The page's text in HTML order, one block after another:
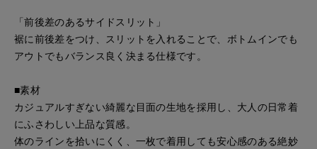
「前後差のあるサイドスリット」
裾に前後差をつけ、スリットを入れることで、ボトムインでも
アウトでもバランス良く決まる仕様です。
■素材
カジュアルすぎない綺麗な目面の生地を採用し、大人の日常着
にふさわしい上品な質感。
体のラインを拾いにくく、一枚で着用しても安心感のある絶妙